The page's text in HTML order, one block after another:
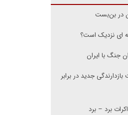
در بن‌بست
ای نزدیک است؟
جنگ با ایران
جدید در برابر
برد – برد